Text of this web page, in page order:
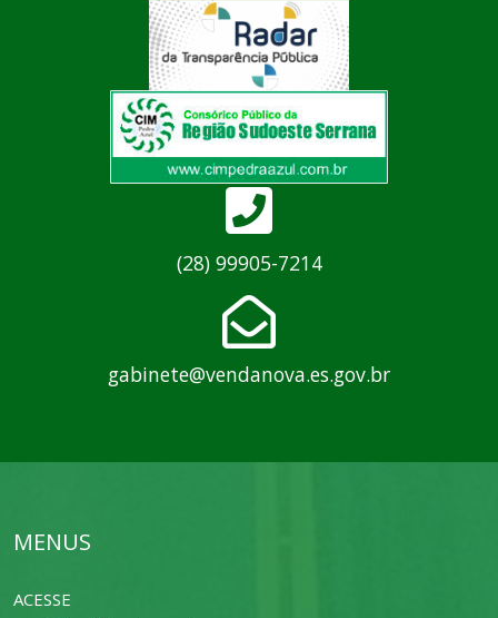
(28) 99905-7214
gabinete@vendanova.es.gov.br
MENUS
ACESSE